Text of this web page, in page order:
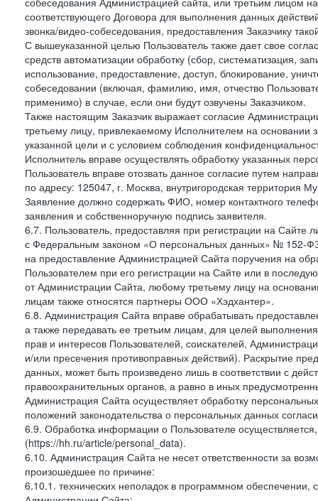
соответствующего Договора для выполнения данных
звонка/видео-собеседования, предоставления Заказчику
С вышеуказанной целью Пользователь также дает свое
средств автоматизации обработку (сбор, систематизация,
использование, предоставление, доступ, блокирование,
собеседовании (включая, фамилию, имя, отчество
применимо) в случае, если они будут озвучены Заказчиком.
Также настоящим Заказчик выражает согласие
третьему лицу, привлекаемому Исполнителем на основании
указанной цели и с условием соблюдения
Исполнитель вправе осуществлять обработку указанных
Пользователь вправе отозвать данное согласие путем
по адресу: 125047, г. Москва, внутригородская территория
Заявление должно содержать ФИО, номер контактного
заявления и собственноручную подпись заявителя.
6.7. Пользователь, предоставляя при регистрации на
с Федеральным законом «О персональных данных» № 152-
на предоставление Администрацией Сайта поручения на
Пользователем при его регистрации на Сайте или в
от Администрации Сайта, любому третьему лицу на
лицам также относятся партнеры ООО «Хэдхантер».
6.8. Администрация Сайта вправе обрабатывать
а также передавать ее третьим лицам, для целей
прав и интересов Пользователей, соискателей,
и/или пресечения противоправных действий). Раскрытие
данных, может быть произведено лишь в соответствии с
правоохранительных органов, а равно в иных
Администрация Сайта осуществляет обработку
положений законодательства о персональных данных
6.9. Обработка информации о Пользователе
(https://hh.ru/article/personal_data).
6.10. Администрация Сайта не несет ответственности за
произошедшее по причине:
6.10.1. технических неполадок в программном